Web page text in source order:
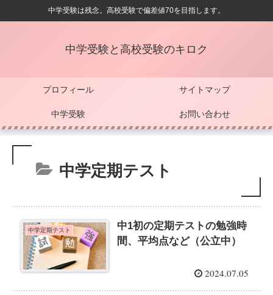
中学受験は残念。高校受験で偏差値70を目指します。
中学受験と高校受験のキロク
プロフィール サイトマップ
中学受験 お問い合わせ
中学定期テスト
中学定期テスト
中1初の定期テストの勉強時
間、平均点など（公立中）
2024.07.05